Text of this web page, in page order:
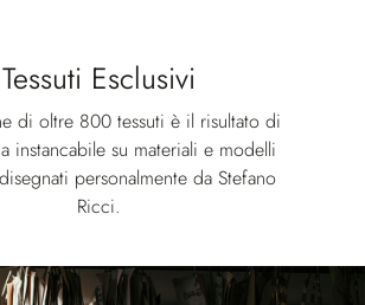
Tessuti Esclusivi
di oltre 800 tessuti è il risultato di
instancabile su materiali e modelli
personalmente da Stefano
Ricci.